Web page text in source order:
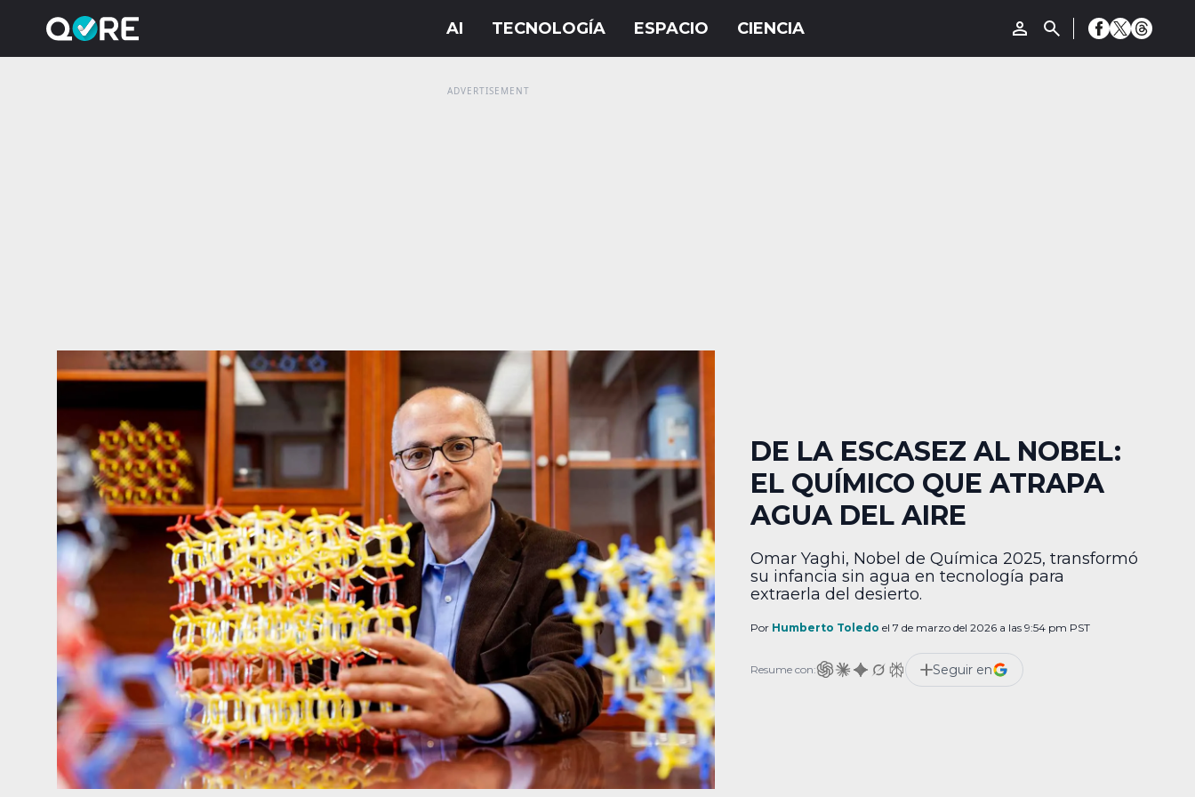
DE LA ESCASEZ AL NOBEL:
EL QUÍMICO QUE ATRAPA
AGUA DEL AIRE
Omar Yaghi, Nobel de Química 2025, transformó
su infancia sin agua en tecnología para
extraerla del desierto.
Por Humberto Toledo el 7 de marzo del 2026 a las 9:54 pm PST
Resume con: Seguir en